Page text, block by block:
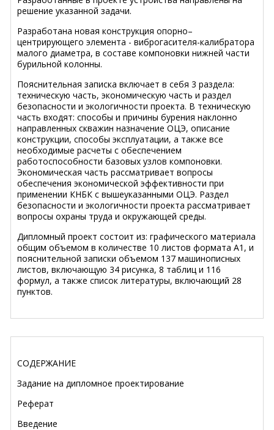
решение указанной задачи.
Разработана новая конструкция опорно–
центрирующего элемента - виброгасителя-калибратора
малого диаметра, в составе компоновки нижней части
бурильной колонны.
Пояснительная записка включает в себя 3 раздела:
техническую часть, экономическую часть и раздел
безопасности и экологичности проекта. В техническую
часть входят: способы и причины бурения наклонно
направленных скважин назначение ОЦЭ, описание
конструкции, способы эксплуатации, а также все
необходимые расчеты с обеспечением
работоспособности базовых узлов компоновки.
Экономическая часть рассматривает вопросы
обеспечения экономической эффективности при
применении КНБК с вышеуказанными ОЦЭ. Раздел
безопасности и экологичности проекта рассматривает
вопросы охраны труда и окружающей среды.
Дипломный проект состоит из: графического материала
общим объемом в количестве 10 листов формата А1, и
пояснительной записки объемом 137 машинописных
листов, включающую 34 рисунка, 8 таблиц и 116
формул, а также список литературы, включающий 28
пунктов.
СОДЕРЖАНИЕ
Задание на дипломное проектирование
Реферат
Введение